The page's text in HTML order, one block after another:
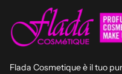
Flada Cosmetique è il tuo